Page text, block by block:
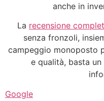
anche in
La recensione
senza fronzoli,
campeggio monoposto
e qualità, basta
Google